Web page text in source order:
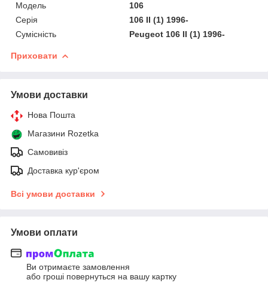
Мoдель
106
Серія
106 II (1) 1996-
Сумісність
Peugeot 106 II (1) 1996-
Приховати
Умови доставки
Нова Пошта
Магазини Rozetka
Самовивіз
Доставка кур'єром
Всі умови доставки
Умови оплати
Ви отримаєте замовлення
або гроші повернуться на вашу картку